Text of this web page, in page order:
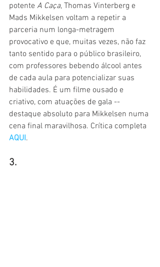
potente A Caça, Thomas Vinterberg e
Mads Mikkelsen voltam a repetir a
parceria num longa-metragem
provocativo e que, muitas vezes, não faz
tanto sentido para o público brasileiro,
com professores bebendo álcool antes
de cada aula para potencializar suas
habilidades. É um filme ousado e
criativo, com atuações de gala --
destaque absoluto para Mikkelsen numa
cena final maravilhosa. Crítica completa
AQUI.
3.